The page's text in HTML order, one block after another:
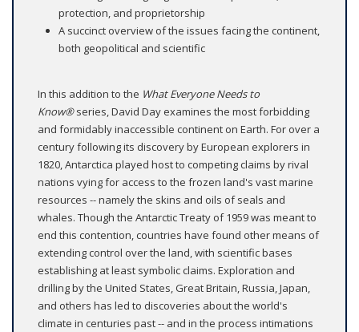
protection, and proprietorship
A succinct overview of the issues facing the continent,
both geopolitical and scientific
In this addition to the What Everyone Needs to
Know®series, David Day examines the most forbidding
and formidably inaccessible continent on Earth. For over a
century following its discovery by European explorers in
1820, Antarctica played host to competing claims by rival
nations vying for access to the frozen land's vast marine
resources -- namely the skins and oils of seals and
whales. Though the Antarctic Treaty of 1959 was meant to
end this contention, countries have found other means of
extending control over the land, with scientific bases
establishing at least symbolic claims. Exploration and
drilling by the United States, Great Britain, Russia, Japan,
and others has led to discoveries about the world's
climate in centuries past -- and in the process intimations